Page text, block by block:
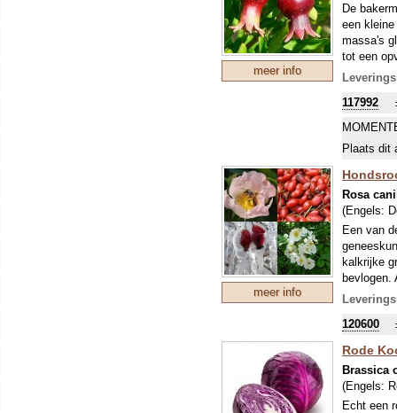
meer info
De
een
massa's
tot een
117992
Plaats dit
meer info
Rosa
(Engels:
Een van
kalkrijke
bevlogen.
lekker
flink
120600
Rode
Brassica
(Engels:
Echt een